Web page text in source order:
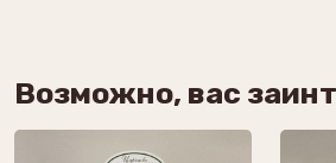
Возможно, вас